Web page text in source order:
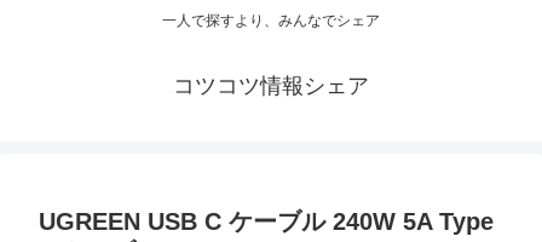
一人で探すより、みんなでシェア
コツコツ情報シェア
UGREEN USB C ケーブル 240W 5A Type